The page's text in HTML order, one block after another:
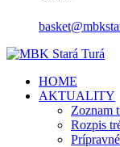
HOME
AKTUALITY
Zoznam
Rozpis